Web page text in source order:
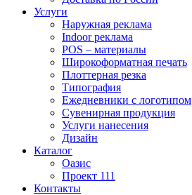
Услуги
Наружная реклама
Indoor реклама
POS – материалы
Широкоформатная печать
Плоттерная резка
Типография
Ежедневники с логотипом
Сувенирная продукция
Услуги нанесения
Дизайн
Каталог
Оазис
Проект 111
Контакты